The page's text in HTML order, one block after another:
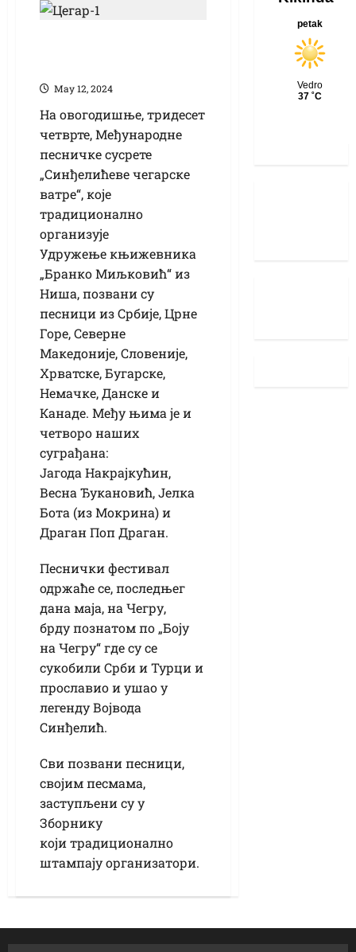
Маy 12, 2024
На овогодишње, тридесет
четврте, Међународне
песничке сусрете
„Синђелићеве чегарске
ватре“, које
традиционално
организује
Удружење књижевника
„Бранко Миљковић“ из
Ниша, позвани су
песници из Србије, Црне
Горе, Северне
Македоније, Словеније,
Хрватске, Бугарске,
Немачке, Данске и
Канаде. Међу њима је и
четворо наших
суграђана:
Јагода Накрајкућин,
Весна Ђукановић, Јелка
Бота (из Мокрина) и
Драган Поп Драган.
Песнички фестивал
одржаће се, последњег
дана маја, на Чегру,
брду познатом по „Боју
на Чегру“ где су се
сукобили Срби и Турци и
прославио и ушао у
легенду Војвода
Синђелић.
Сви позвани песници,
својим песмама,
заступљени су у
Зборнику
који традиционално
штампају организатори.